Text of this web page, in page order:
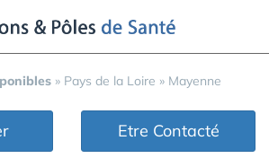
» Pays de la Loire » Mayenne
Etre Contacté
cookies